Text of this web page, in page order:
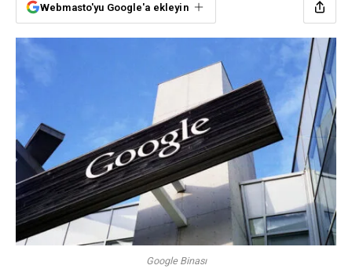
Webmasto'yu Google'a ekleyin
Google Binası